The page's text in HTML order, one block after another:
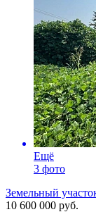
Ещё
3 фото
Земельный
10 600 000 руб.